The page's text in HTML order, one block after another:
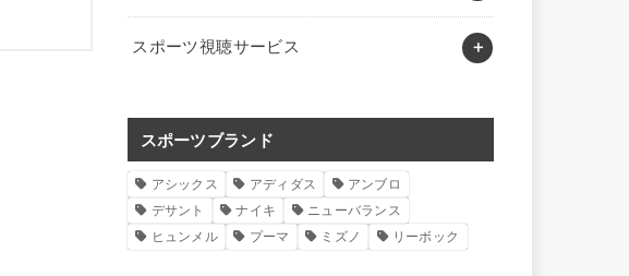
スポーツ視聴サービス
スポーツブランド
アシックス アディダス
アンブロ
デサント
ナイキ
ニューバランス
ヒュンメル
プーマ ミズノ リーボック